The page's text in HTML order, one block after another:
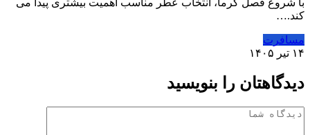
با شروع فصل گرما، انتخاب عطر مناسب اهمیت بیشتری پیدا می
کند.…
مسافرت
۱۴ تیر ۱۴۰۵
دیدگاهتان را بنویسید